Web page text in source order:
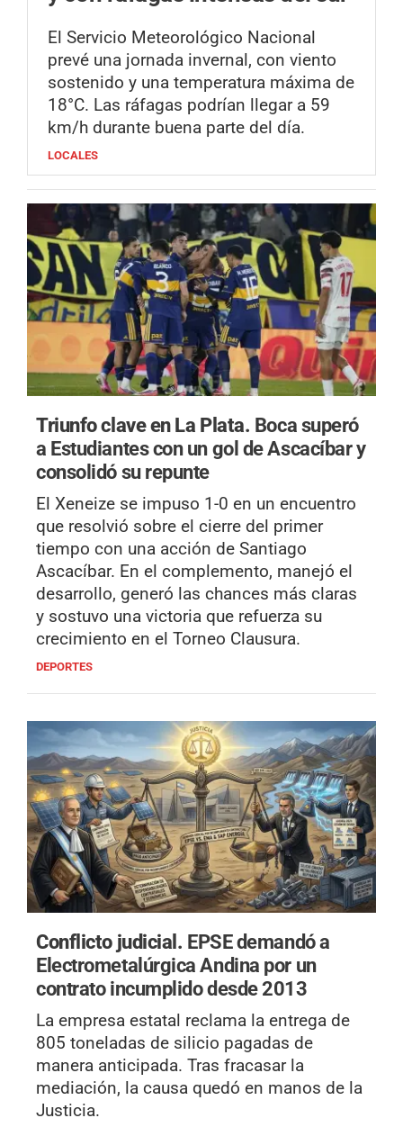
El Servicio Meteorológico Nacional
prevé una jornada invernal, con viento
sostenido y una temperatura máxima de
18°C. Las ráfagas podrían llegar a 59
km/h durante buena parte del día.
LOCALES
Triunfo clave en La Plata. Boca superó
a Estudiantes con un gol de Ascacíbar y
consolidó su repunte
El Xeneize se impuso 1-0 en un encuentro
que resolvió sobre el cierre del primer
tiempo con una acción de Santiago
Ascacíbar. En el complemento, manejó el
desarrollo, generó las chances más claras
y sostuvo una victoria que refuerza su
crecimiento en el Torneo Clausura.
DEPORTES
Conflicto judicial. EPSE demandó a
Electrometalúrgica Andina por un
contrato incumplido desde 2013
La empresa estatal reclama la entrega de
805 toneladas de silicio pagadas de
manera anticipada. Tras fracasar la
mediación, la causa quedó en manos de la
Justicia.